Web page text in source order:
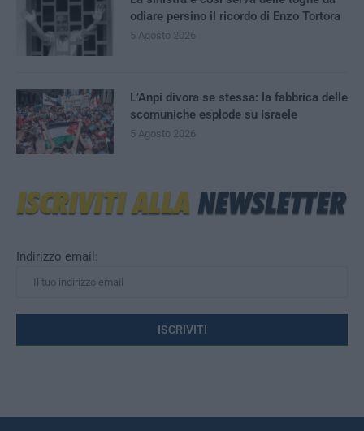
Indirizzo email:
odiare persino il ricordo di Enzo Tortora
5 Agosto 2026
L’Anpi divora se stessa: la fabbrica delle
scomuniche esplode su Israele
5 Agosto 2026